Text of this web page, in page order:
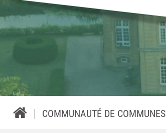
COMMUNAUTÉ DE COMMUNES